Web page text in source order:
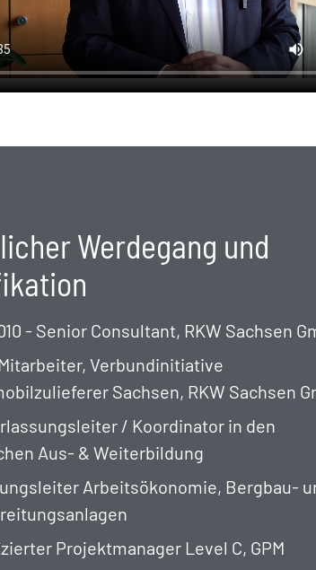
Werdegang und
- Senior Consultant, RKW Sachsen
Verbundinitiative
Sachsen, RKW Sachsen
/ Koordinator in den
Aus- & Weiterbildung
Arbeitsökonomie, Bergbau-
Projektmanager Level C, GPM